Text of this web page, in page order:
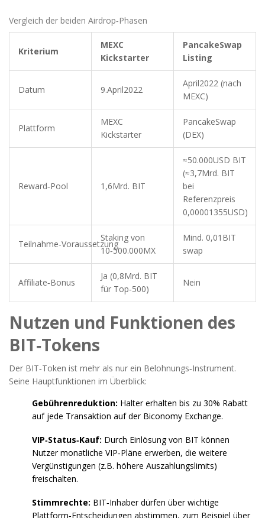
Vergleich der beiden Airdrop‑Phasen
Kriterium
MEXC
Kickstarter
PancakeSwap
Listing
Datum 9.April2022
April2022 (nach
MEXC)
Plattform
MEXC
Kickstarter
PancakeSwap
(DEX)
Reward‑Pool 1,6Mrd. BIT
≈50.000USD BIT
(≈3,7Mrd. BIT
bei
Referenzpreis
0,00001355USD)
Teilnahme‑Voraussetzung
Staking von
10‑500.000MX
Mind. 0,01BIT
swap
Affiliate‑Bonus
Ja (0,8Mrd. BIT
für Top‑500)
Nein
Nutzen und Funktionen des
BIT‑Tokens
Der BIT‑Token ist mehr als nur ein Belohnungs‑Instrument.
Seine Hauptfunktionen im Überblick:
Gebührenreduktion: Halter erhalten bis zu 30% Rabatt
auf jede Transaktion auf der Biconomy Exchange.
VIP‑Status‑Kauf: Durch Einlösung von BIT können
Nutzer monatliche VIP‑Pläne erwerben, die weitere
Vergünstigungen (z.B. höhere Auszahlungslimits)
freischalten.
Stimmrechte: BIT‑Inhaber dürfen über wichtige
Plattform‑Entscheidungen abstimmen, zum Beispiel über